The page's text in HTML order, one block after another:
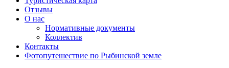
Отзывы
О нас
Нормативные документы
Коллектив
Контакты
Фотопутешествие по Рыбинской земле